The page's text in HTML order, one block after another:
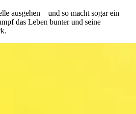
ausgehen – und so macht sogar ein
das Leben bunter und seine